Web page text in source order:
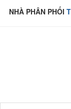
NHÀ PHÂN PHỐI